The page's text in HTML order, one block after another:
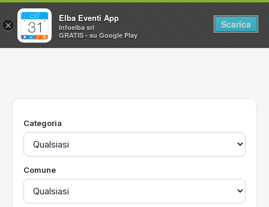
Home
Utilità
Categoria
Comune
×
Elba Eventi App
Infoelba srl
GRATIS - su Google Play
Scarica